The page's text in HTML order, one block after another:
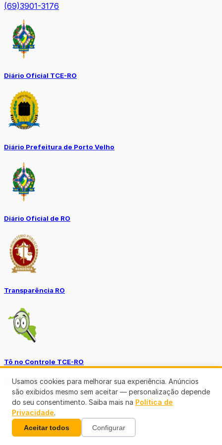
(69)3901-3176
Diário Oficial TCE-RO
Diário Prefeitura de Porto Velho
Diário Oficial de RO
Transparência RO
Tô no Controle TCE-RO
Ver mais
Usamos cookies para melhorar sua experiência. Anúncios
são exibidos mesmo sem aceitar — personalização depende
do seu consentimento. Saiba mais na Política de
Privacidade.
Aceitar todos Configurar